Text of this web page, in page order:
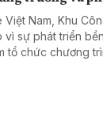
Nam, Khu
vì sự phát triển
tổ chức chương